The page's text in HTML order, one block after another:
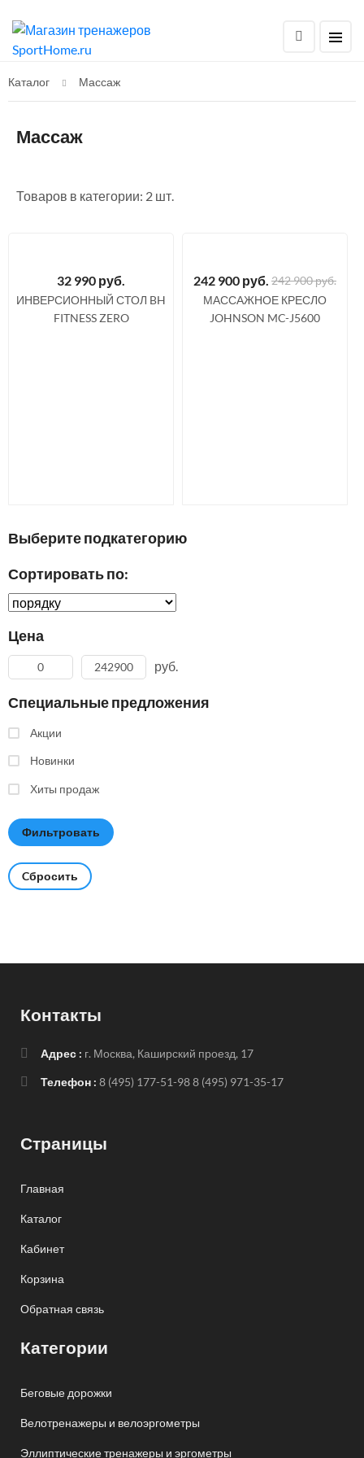
Каталог Массаж
Выберите подкатегорию
Сортировать по:
Цена
руб.
Специальные предложения
Акции
Новинки
Хиты продаж
Cбросить
Массаж
Товаров в категории: 2 шт.
32 990 руб.
ИНВЕРСИОННЫЙ СТОЛ BH
FITNESS ZERO
242 900 руб. 242 900 руб.
МАССАЖНОЕ КРЕСЛО
JOHNSON MC-J5600
Контакты
Адрес : г. Москва, Каширский проезд, 17
Телефон : 8 (495) 177-51-988 (495) 971-35-17
Страницы
Главная
Каталог
Кабинет
Корзина
Обратная связь
Категории
Беговые дорожки
Велотренажеры и велоэргометры
Эллиптические тренажеры и эргометры